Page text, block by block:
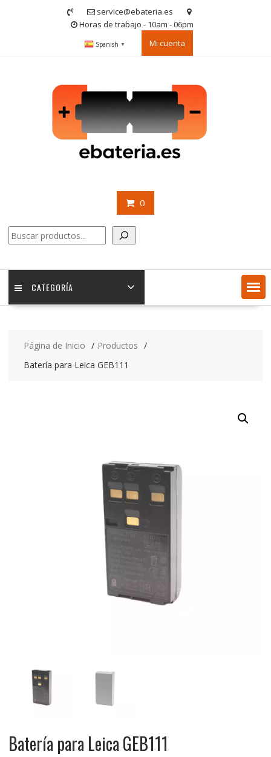
service@ebateria.es
Horas de trabajo - 10am - 06pm
Spanish ▼ Mi cuenta
0
Buscar
CATEGORÍA
Página de Inicio
Productos
Batería para Leica GEB111
Batería para Leica GEB111